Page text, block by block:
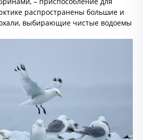
распространены большие и
выбирающие чистые водоемы